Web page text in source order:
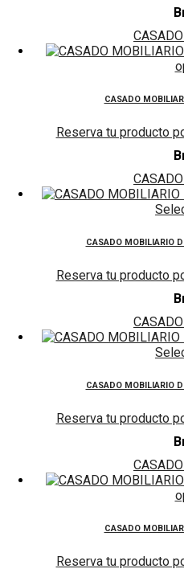
CASADO
CASADO
CASADO
CASADO